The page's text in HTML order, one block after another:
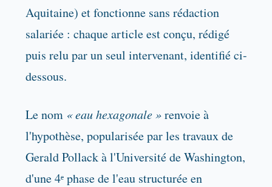
Aquitaine) et fonctionne sans rédaction
salariée : chaque article est conçu, rédigé
puis relu par un seul intervenant, identifié ci-
dessous.
Le nom « eau hexagonale »renvoie à
l'hypothèse, popularisée par les travaux de
Gerald Pollack à l'Université de Washington,
d'une 4ᵉ phase de l'eau structurée en